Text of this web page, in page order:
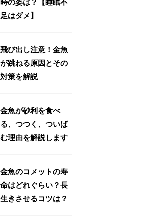
時の姿は？【睡眠不
足はダメ】
飛び出し注意！金魚
が跳ねる原因とその
対策を解説
金魚が砂利を食べ
る、つつく、ついば
む理由を解説します
金魚のコメットの寿
命はどれぐらい？長
生きさせるコツは？